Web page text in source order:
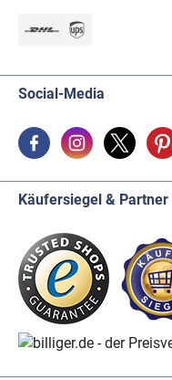
Social-Media
Käufersiegel & Partner